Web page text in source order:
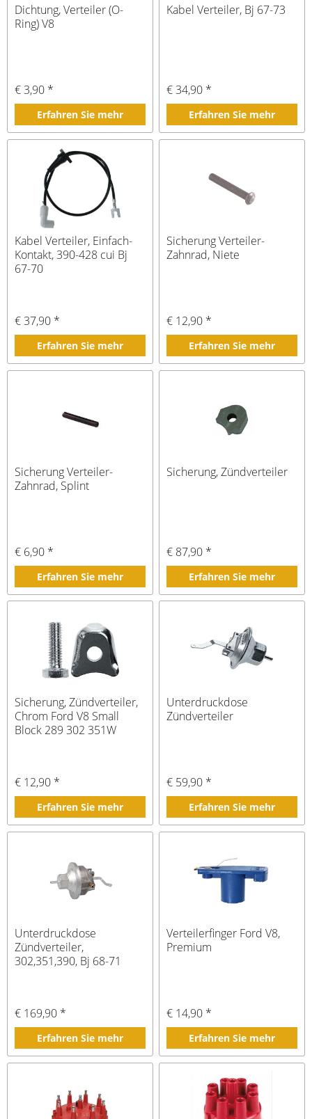
Dichtung, Verteiler (O-
Ring) V8
€ 3,90 *
Erfahren Sie mehr
Kabel Verteiler, Bj 67-73
€ 34,90 *
Erfahren Sie mehr
Kabel Verteiler, Einfach-
Kontakt, 390-428 cui Bj
67-70
€ 37,90 *
Erfahren Sie mehr
Sicherung Verteiler-
Zahnrad, Niete
€ 12,90 *
Erfahren Sie mehr
Sicherung Verteiler-
Zahnrad, Splint
€ 6,90 *
Erfahren Sie mehr
Sicherung, Zündverteiler
€ 87,90 *
Erfahren Sie mehr
Sicherung, Zündverteiler,
Chrom Ford V8 Small
Block 289 302 351W
€ 12,90 *
Erfahren Sie mehr
Unterdruckdose
Zündverteiler
€ 59,90 *
Erfahren Sie mehr
Unterdruckdose
Zündverteiler,
302,351,390, Bj 68-71
€ 169,90 *
Erfahren Sie mehr
Verteilerfinger Ford V8,
Premium
€ 14,90 *
Erfahren Sie mehr